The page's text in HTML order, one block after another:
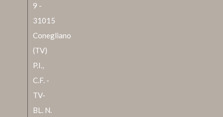
9 -
31015
Conegliano
(TV)
P.I.,
C.F. -
TV-
BL. N.